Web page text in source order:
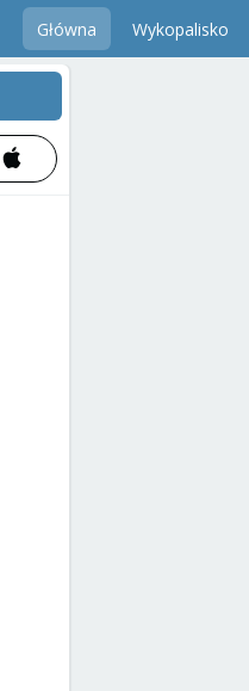
Główna Wykopalisko